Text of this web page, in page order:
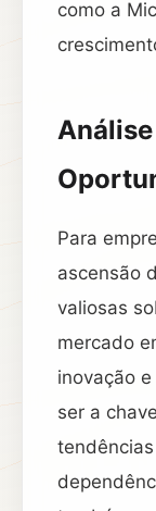
como a
Para
ascensão
valiosas
mercado
inovação
ser a